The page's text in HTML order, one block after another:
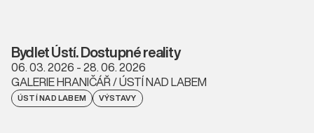
Bydlet Ústí. Dostupné reality
06. 03. 2026 - 28. 06. 2026
GALERIE HRANIČÁŘ / ÚSTÍ NAD LABEM
ÚSTÍ NAD LABEM VÝSTAVY